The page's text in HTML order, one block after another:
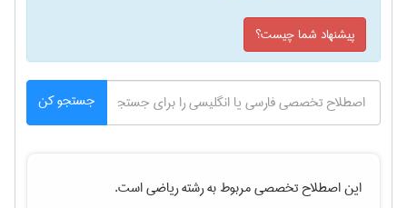
پیشنهاد شما چیست؟
جستجو کن
این اصطلاح تخصصی مربوط به رشتهرياضیاست.